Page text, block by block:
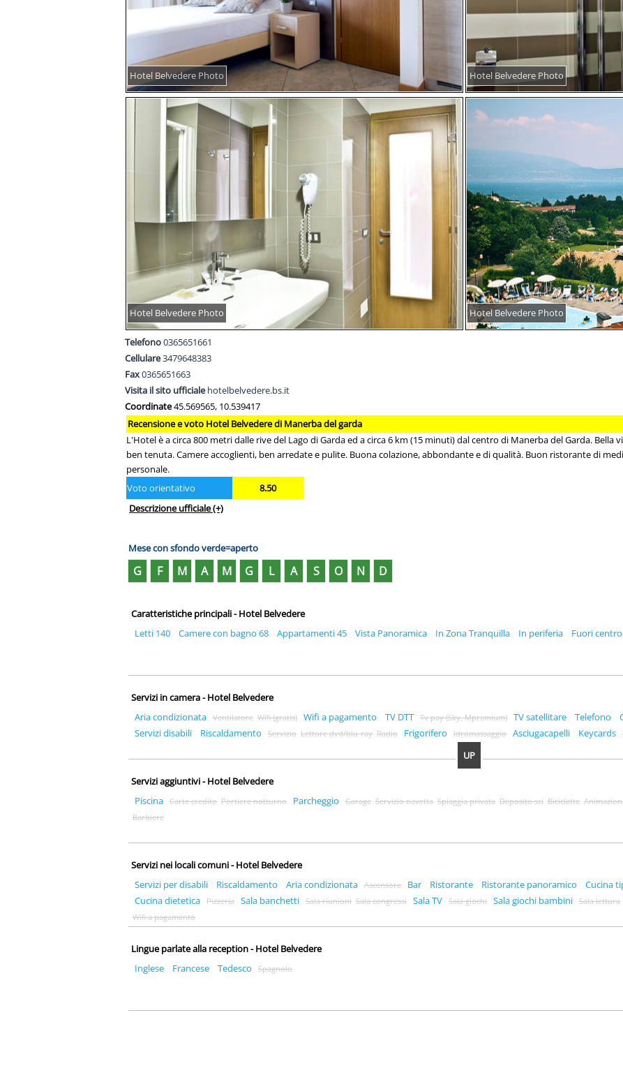
UP
Hotel Belvedere Photo Hotel Belvedere Photo
Hotel Belvedere Photo Hotel Belvedere Photo
Telefono0365651661
Cellulare3479648383
Fax0365651663
Visita il sito ufficialehotelbelvedere.bs.it
Coordinate45.569565, 10.539417
Recensione e voto Hotel Belvedere di Manerba del garda
L'Hotel è a circa 800 metri dalle rive del Lago di Garda ed a circa 6 km (15 minuti) dal centro di Manerba del Garda. Bella
ben tenuta. Camere accoglienti, ben arredate e pulite. Buona colazione, abbondante e di qualità. Buon ristorante di
personale.
Voto orientativo
8.50
Descrizione ufficiale(+)
Mese con sfondo verde=aperto
G F M A M G L A S O N D
Caratteristiche principali - Hotel Belvedere
Letti 140
Camere con bagno 68 Appartamenti 45 Vista Panoramica In Zona Tranquilla In periferia Fuori
Servizi in camera - Hotel Belvedere
Aria condizionata Ventilatore Wifi (gratis) Wifi a pagamento TV DTT Tv pay (Sky, Mpremium) TV satellitare Telefono
Servizi disabili
Riscaldamento Servizio Lettore dvd/blu-ray Radio Frigorifero Idromassaggio Asciugacapelli Keycards
Servizi aggiuntivi - Hotel Belvedere
Piscina Carte credito Portiere notturno Parcheggio Garage Servizio navetta Spiaggia privata Deposito sci Biciclette
Barbiere
Servizi nei locali comuni - Hotel Belvedere
Servizi per disabili
Riscaldamento Aria condizionata Ascensore Bar Ristorante Ristorante panoramico Cucina
Cucina dietetica Pizzeria Sala banchetti Sala riunioni Sala congressi Sala TV Sala giochi Sala giochi bambini Sala lettura
Wifi a pagamento
Lingue parlate alla reception - Hotel Belvedere
Inglese
Francese Tedesco Spagnolo